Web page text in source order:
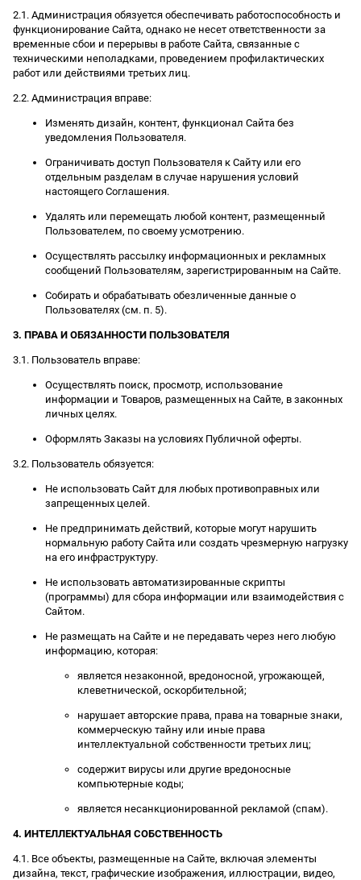
2.1. Администрация обязуется обеспечивать работоспособность и
функционирование Сайта, однако не несет ответственности за
временные сбои и перерывы в работе Сайта, связанные с
техническими неполадками, проведением профилактических
работ или действиями третьих лиц.
2.2. Администрация вправе:
Изменять дизайн, контент, функционал Сайта без
уведомления Пользователя.
Ограничивать доступ Пользователя к Сайту или его
отдельным разделам в случае нарушения условий
настоящего Соглашения.
Удалять или перемещать любой контент, размещенный
Пользователем, по своему усмотрению.
Осуществлять рассылку информационных и рекламных
сообщений Пользователям, зарегистрированным на Сайте.
Собирать и обрабатывать обезличенные данные о
Пользователях (см. п. 5).
3. ПРАВА И ОБЯЗАННОСТИ ПОЛЬЗОВАТЕЛЯ
3.1. Пользователь вправе:
Осуществлять поиск, просмотр, использование
информации и Товаров, размещенных на Сайте, в законных
личных целях.
Оформлять Заказы на условиях Публичной оферты.
3.2. Пользователь обязуется:
Не использовать Сайт для любых противоправных или
запрещенных целей.
Не предпринимать действий, которые могут нарушить
нормальную работу Сайта или создать чрезмерную нагрузку
на его инфраструктуру.
Не использовать автоматизированные скрипты
(программы) для сбора информации или взаимодействия с
Сайтом.
Не размещать на Сайте и не передавать через него любую
информацию, которая:
является незаконной, вредоносной, угрожающей,
клеветнической, оскорбительной;
нарушает авторские права, права на товарные знаки,
коммерческую тайну или иные права
интеллектуальной собственности третьих лиц;
содержит вирусы или другие вредоносные
компьютерные коды;
является несанкционированной рекламой (спам).
4. ИНТЕЛЛЕКТУАЛЬНАЯ СОБСТВЕННОСТЬ
4.1. Все объекты, размещенные на Сайте, включая элементы
дизайна, текст, графические изображения, иллюстрации, видео,